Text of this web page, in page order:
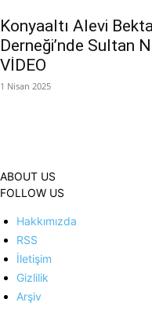
Konyaaltı Alevi
Derneği’nde Sultan
VİDEO
1 Nisan 2025
ABOUT US
FOLLOW US
Hakkımızda
RSS
İletişim
Gizlilik
Arşiv